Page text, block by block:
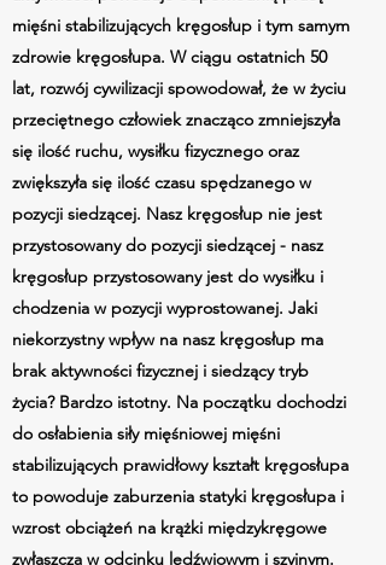
mięśni stabilizujących kręgosłup i tym samym
zdrowie kręgosłupa. W ciągu ostatnich 50
lat, rozwój cywilizacji spowodował, że w życiu
przeciętnego człowiek znacząco zmniejszyła
się ilość ruchu, wysiłku fizycznego oraz
zwiększyła się ilość czasu spędzanego w
pozycji siedzącej. Nasz kręgosłup nie jest
przystosowany do pozycji siedzącej - nasz
kręgosłup przystosowany jest do wysiłku i
chodzenia w pozycji wyprostowanej. Jaki
niekorzystny wpływ na nasz kręgosłup ma
brak aktywności fizycznej i siedzący tryb
życia? Bardzo istotny. Na początku dochodzi
do osłabienia siły mięśniowej mięśni
stabilizujących prawidłowy kształt kręgosłupa
to powoduje zaburzenia statyki kręgosłupa i
wzrost obciążeń na krążki międzykręgowe
zwłaszcza w odcinku lędźwiowym i szyjnym.